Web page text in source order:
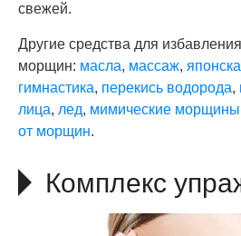
свежей.
Другие средства для
морщин: масла, массаж,
гимнастика, перекись водорода,
лица, лед, мимические морщины
от морщин.
Комплекс